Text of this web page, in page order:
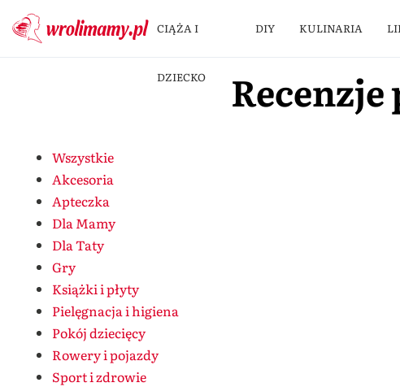
CIĄŻA I
DZIECKO
DIY KULINARIA
Wszystkie
Akcesoria
Apteczka
Dla Mamy
Dla Taty
Gry
Książki i płyty
Pielęgnacja i higiena
Pokój dziecięcy
Rowery i pojazdy
Sport i zdrowie